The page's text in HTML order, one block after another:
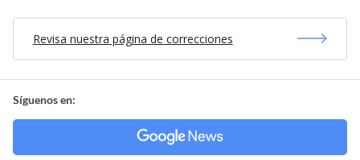
Revisa nuestra página de correcciones
Síguenos en: